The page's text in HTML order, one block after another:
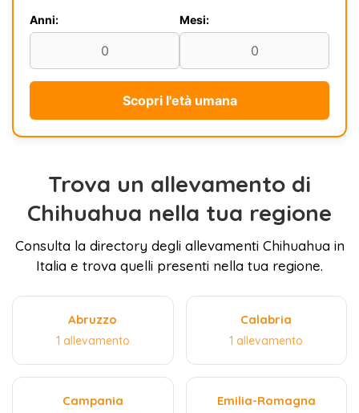
Anni: Mesi:
Scopri l'età umana
Trova un allevamento di
Chihuahua nella tua regione
Consulta la directory degli allevamenti Chihuahua in
Italia e trova quelli presenti nella tua regione.
Abruzzo
1 allevamento
Calabria
1 allevamento
Campania Emilia-Romagna